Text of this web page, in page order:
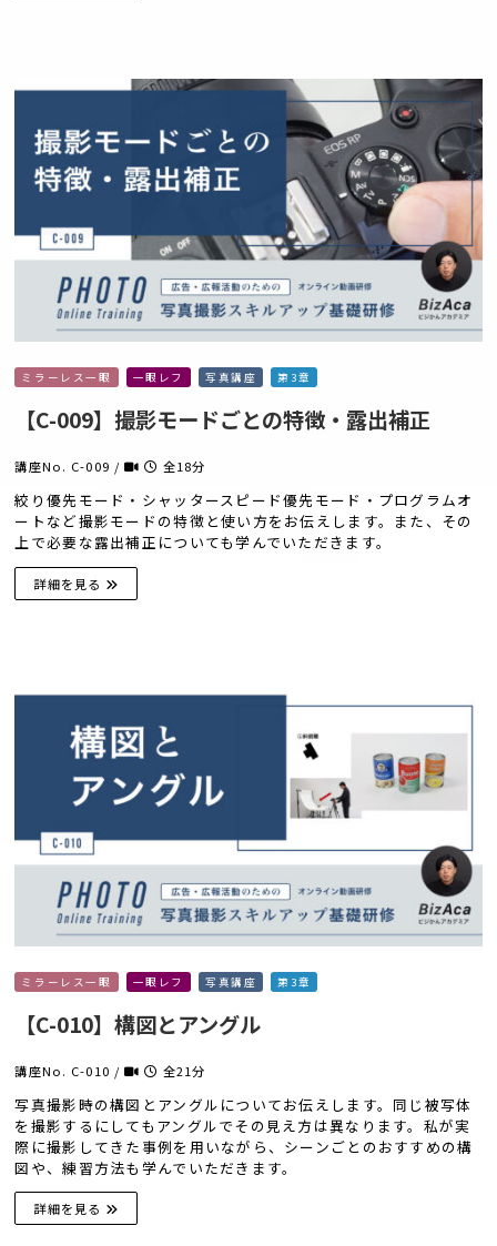
ミラーレス一眼 一眼レフ 写真講座 第3章
【C-009】撮影モードごとの特徴・露出補正
講座No. C-009 / 全18分
絞り優先モード・シャッタースピード優先モード・プログラムオ
ートなど撮影モードの特徴と使い方をお伝えします。また、その
上で必要な露出補正についても学んでいただきます。
詳細を見る
ミラーレス一眼 一眼レフ 写真講座 第3章
【C-010】構図とアングル
講座No. C-010 / 全21分
写真撮影時の構図とアングルについてお伝えします。同じ被写体
を撮影するにしてもアングルでその見え方は異なります。私が実
際に撮影してきた事例を用いながら、シーンごとのおすすめの構
図や、練習方法も学んでいただきます。
詳細を見る